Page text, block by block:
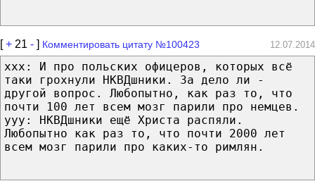
[+ 21 - ] Комментировать цитату №100423 12.07.2014
xxx: И про польских офицеров, которых всё
таки грохнули НКВДшники. За дело ли -
другой вопрос. Любопытно, как раз то, что
почти 100 лет всем мозг парили про немцев.
yyy: НКВДшники ещё Христа распяли.
Любопытно как раз то, что почти 2000 лет
всем мозг парили про каких-то римлян.